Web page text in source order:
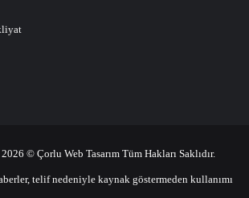
© Çorlu Web Tasarım Tüm Hakları Saklıdır.
telif nedeniyle kaynak göstermeden kullanımı